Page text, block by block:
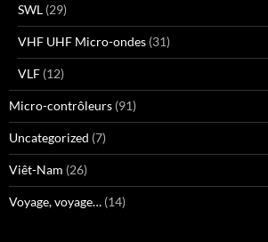
SWL (29)
VHF UHF Micro-ondes (31)
VLF (12)
Micro-contrôleurs (91)
Uncategorized (7)
Viêt-Nam (26)
Voyage, voyage… (14)